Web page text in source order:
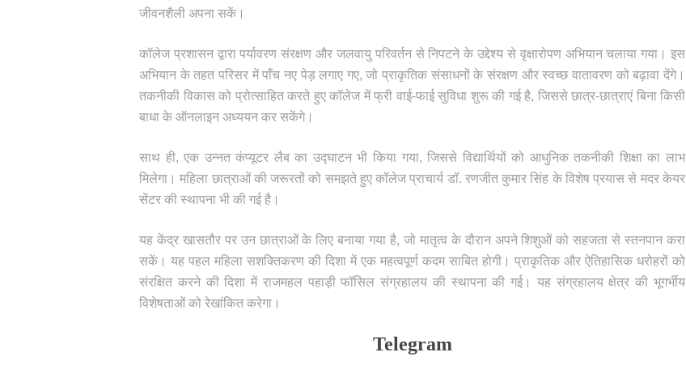
जीवनशैली अपना सकें।
कॉलेज प्रशासन द्वारा पर्यावरण संरक्षण और जलवायु परिवर्तन से निपटने के उद्देश्य से वृक्षारोपण अभियान चलाया गया। इस
अभियान के तहत परिसर में पाँच नए पेड़ लगाए गए, जो प्राकृतिक संसाधनों के संरक्षण और स्वच्छ वातावरण को बढ़ावा देंगे।
तकनीकी विकास को प्रोत्साहित करते हुए कॉलेज में फ्री वाई-फाई सुविधा शुरू की गई है, जिससे छात्र-छात्राएं बिना किसी
बाधा के ऑनलाइन अध्ययन कर सकेंगे।
साथ ही, एक उन्नत कंप्यूटर लैब का उद्घाटन भी किया गया, जिससे विद्यार्थियों को आधुनिक तकनीकी शिक्षा का लाभ
मिलेगा। महिला छात्राओं की जरूरतों को समझते हुए कॉलेज प्राचार्य डॉ. रणजीत कुमार सिंह के विशेष प्रयास से मदर केयर
सेंटर की स्थापना भी की गई है।
यह केंद्र खासतौर पर उन छात्राओं के लिए बनाया गया है, जो मातृत्व के दौरान अपने शिशुओं को सहजता से स्तनपान करा
सकें। यह पहल महिला सशक्तिकरण की दिशा में एक महत्वपूर्ण कदम साबित होगी। प्राकृतिक और ऐतिहासिक धरोहरों को
संरक्षित करने की दिशा में राजमहल पहाड़ी फॉसिल संग्रहालय की स्थापना की गई। यह संग्रहालय क्षेत्र की भूगर्भीय
विशेषताओं को रेखांकित करेगा।
Telegram